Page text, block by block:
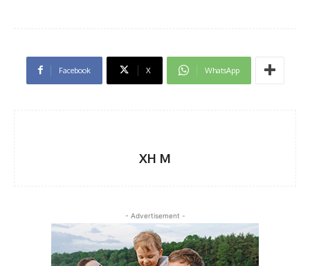
Facebook X WhatsApp
XH M
- Advertisement -